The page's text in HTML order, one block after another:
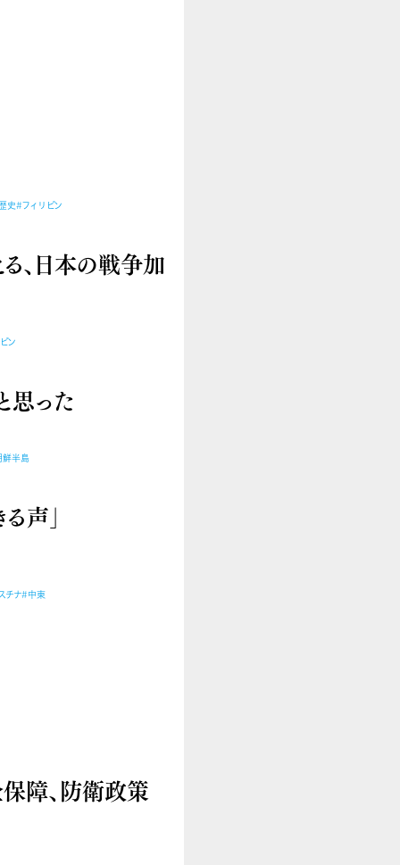
史#フィリピン
る、日本の戦争加
ン
思った
半島
声」
チナ#中東
障、防衛政策